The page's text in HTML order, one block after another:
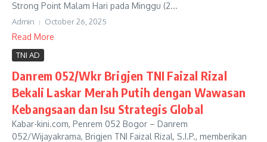
Strong Point Malam Hari pada Minggu (2...
Admin October 26, 2025
Read More
TNI AD
Danrem 052/Wkr Brigjen TNI Faizal Rizal
Bekali Laskar Merah Putih dengan Wawasan
Kebangsaan dan Isu Strategis Global
Kabar-kini.com, Penrem 052 Bogor – Danrem
052/Wijayakrama, Brigjen TNI Faizal Rizal, S.I.P., memberikan